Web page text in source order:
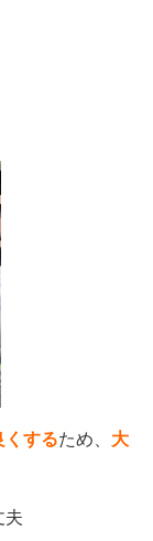
くするため、 大
夫